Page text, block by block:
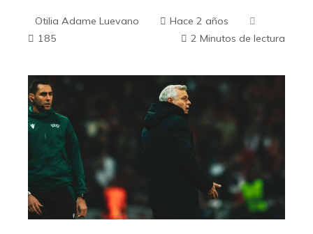
Otilia Adame Luevano
Hace 2 años
185
2 Minutos de lectura